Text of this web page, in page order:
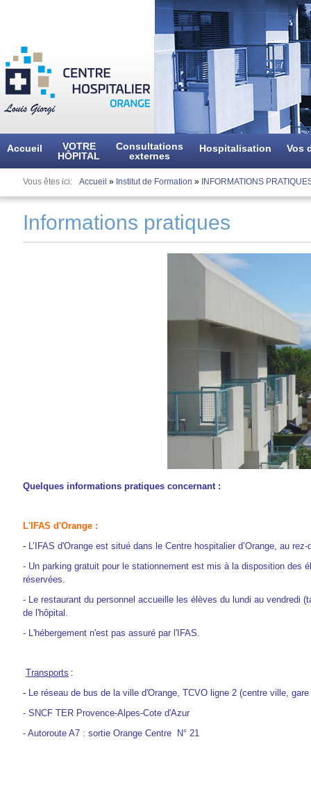
Accueil
VOTRE
HÔPITAL
Consultations
externes
Hospitalisation Vos
Vous êtes ici Accueil » Institut de Formation » INFORMATIONS
Informations pratiques
Quelques informations pratiques concernant :
L'IFAS d'Orange :
- L’IFAS d'Orange est situé dans le Centre hospitalier d’Orange, au
- Un parking gratuit pour le stationnement est mis à la disposition des
réservées.
- Le restaurant du personnel accueille les élèves du lundi au vendredi
de l'hôpital.
- L'hébergement n'est pas assuré par l'IFAS.
Transports :
- Le réseau de bus de la ville d'Orange, TCVO ligne 2 (centre ville,
- SNCF TER Provence-Alpes-Cote d'Azur
- Autoroute A7 : sortie Orange Centre N° 21